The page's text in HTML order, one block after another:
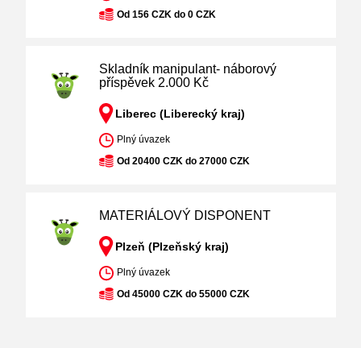
Od 156 CZK do 0 CZK
Skladník manipulant- náborový
příspěvek 2.000 Kč
Liberec (Liberecký kraj)
Plný úvazek
Od 20400 CZK do 27000 CZK
MATERIÁLOVÝ DISPONENT
Plzeň (Plzeňský kraj)
Plný úvazek
Od 45000 CZK do 55000 CZK